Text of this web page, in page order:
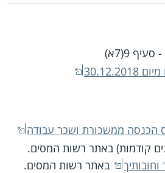
- סעיף 9(7א)
הכנסה ממשכורת ושכר עבודה
קודמות) באתר רשות המסים.
באתר רשות המסים.